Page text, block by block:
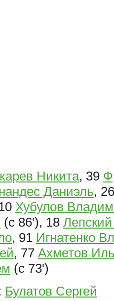
Никита, 39
Даниэль,
Хубулов
(с 86'), 18
, 91 Игнатенко
, 77 Ахметов
(с 73')
Булатов Сергей